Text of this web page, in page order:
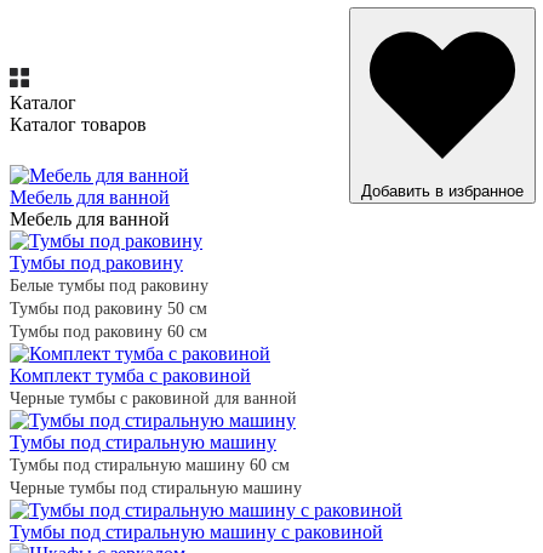
Каталог
Каталог товаров
ВСЕ ТОВАРЫ
Мебель для ванной
Мебель для ванной
Тумбы под раковину
Белые тумбы под раковину
Тумбы под раковину 50 см
Тумбы под раковину 60 см
Комплект тумба с раковиной
Черные тумбы с раковиной для ванной
Тумбы под стиральную машину
Тумбы под стиральную машину 60 см
Черные тумбы под стиральную машину
Тумбы под стиральную машину с раковиной
Добавить в избранное